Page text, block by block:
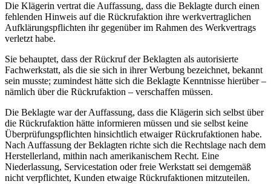
Die Klägerin vertrat die Auffassung, dass die Beklagte durch einen
fehlenden Hinweis auf die Rückrufaktion ihre werkvertraglichen
Aufklärungspflichten ihr gegenüber im Rahmen des Werkvertrags
verletzt habe.
Sie behauptet, dass der Rückruf der Beklagten als autorisierte
Fachwerkstatt, als die sie sich in ihrer Werbung bezeichnet, bekannt
sein musste; zumindest hätte sich die Beklagte Kenntnisse hierüber –
nämlich über die Rückrufaktion – verschaffen müssen.
Die Beklagte war der Auffassung, dass die Klägerin sich selbst über
die Rückrufaktion hätte informieren müssen und sie selbst keine
Überprüfungspflichten hinsichtlich etwaiger Rückrufaktionen habe.
Nach Auffassung der Beklagten richte sich die Rechtslage nach dem
Herstellerland, mithin nach amerikanischem Recht. Eine
Niederlassung, Servicestation oder freie Werkstatt sei demgemäß
nicht verpflichtet, Kunden etwaige Rückrufaktionen mitzuteilen.